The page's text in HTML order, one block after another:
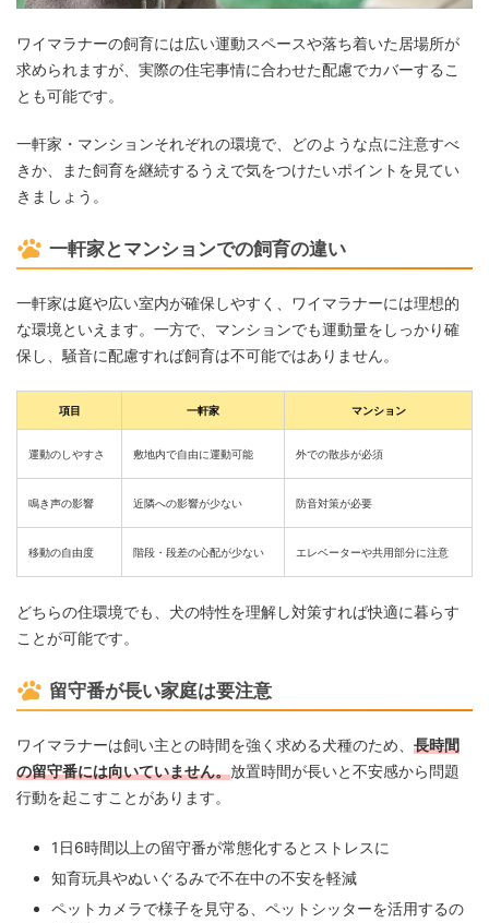
ワイマラナーの飼育には広い運動スペースや落ち着いた居場所が
求められますが、実際の住宅事情に合わせた配慮でカバーするこ
とも可能です。
一軒家・マンションそれぞれの環境で、どのような点に注意すべ
きか、また飼育を継続するうえで気をつけたいポイントを見てい
きましょう。
一軒家とマンションでの飼育の違い
一軒家は庭や広い室内が確保しやすく、ワイマラナーには理想的
な環境といえます。一方で、マンションでも運動量をしっかり確
保し、騒音に配慮すれば飼育は不可能ではありません。
項目 一軒家 マンション
運動のしやすさ 敷地内で自由に運動可能 外での散歩が必須
鳴き声の影響 近隣への影響が少ない 防音対策が必要
移動の自由度 階段・段差の心配が少ない エレベーターや共用部分に注意
どちらの住環境でも、犬の特性を理解し対策すれば快適に暮らす
ことが可能です。
留守番が長い家庭は要注意
ワイマラナーは飼い主との時間を強く求める犬種のため、 長時間
の留守番には向いていません。放置時間が長いと不安感から問題
行動を起こすことがあります。
1日6時間以上の留守番が常態化するとストレスに
知育玩具やぬいぐるみで不在中の不安を軽減
ペットカメラで様子を見守る、ペットシッターを活用するの